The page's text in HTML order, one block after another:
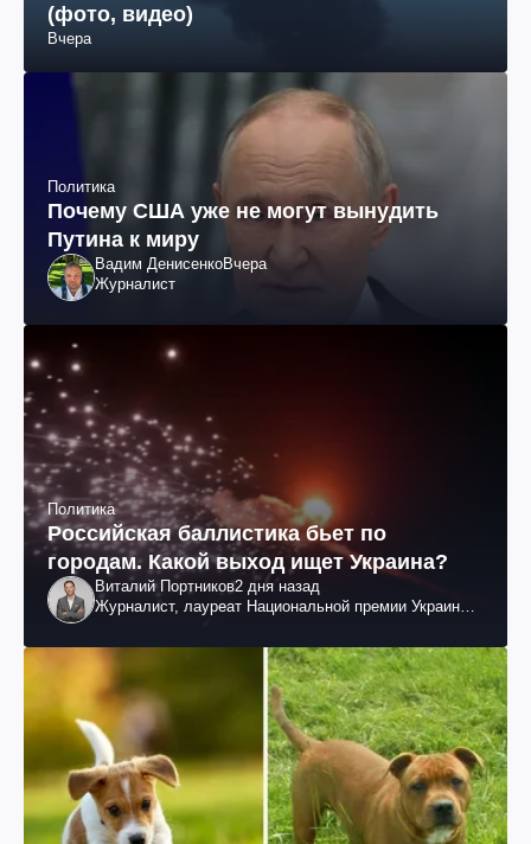
(фото, видео)
Вчера
Политика
Почему США уже не могут вынудить
Путина к миру
Вадим ДенисенкоВчера
Журналист
Политика
Российская баллистика бьет по
городам. Какой выход ищет Украина?
Виталий Портников2 дня назад
Журналист, лауреат Национальной премии Украины